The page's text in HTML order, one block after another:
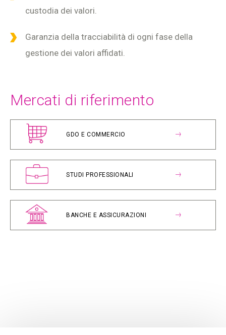
custodia dei valori.
Garanzia della tracciabilità di ogni fase della
gestione dei valori affidati.
Mercati di riferimento
GDO E COMMERCIO
STUDI PROFESSIONALI
BANCHE E ASSICURAZIONI